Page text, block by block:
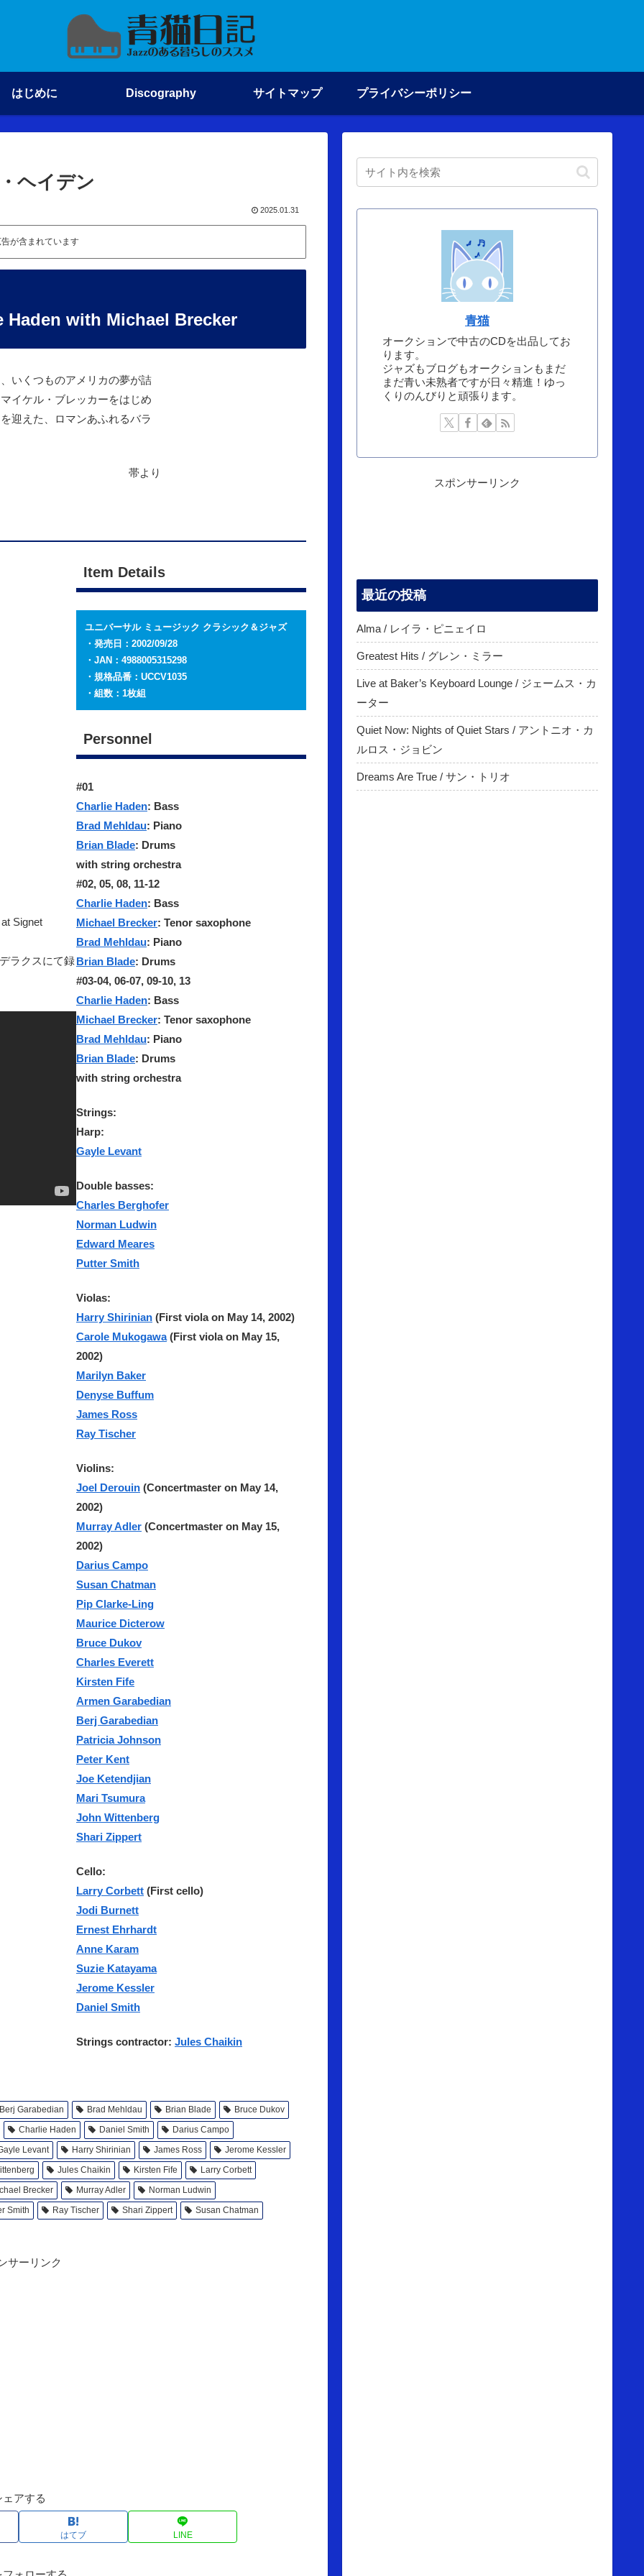
はじめに Discography サイトマップ プライバシーポリシー
ヘイデン
2025.01.31
が含まれています
with Michael Brecker
いくつものアメリカの夢が詰
イケル・ブレッカーをはじめ
迎えた、ロマンあふれるバラ
帯より
Signet
ラクスにて録
Item Details
ユニバーサル ミュージック クラシック＆ジャズ
・発売日：2002/09/28
・JAN：4988005315298
・規格品番：UCCV1035
・組数：1枚組
Personnel
#01
Charlie Haden: Bass
Brad Mehldau: Piano
Brian Blade: Drums
with string orchestra
#02, 05, 08, 11-12
Charlie Haden: Bass
Michael Brecker: Tenor saxophone
Brad Mehldau: Piano
Brian Blade: Drums
#03-04, 06-07, 09-10, 13
Charlie Haden: Bass
Michael Brecker: Tenor saxophone
Brad Mehldau: Piano
Brian Blade: Drums
with string orchestra
Strings:
Harp:
Gayle Levant
Double basses:
Charles Berghofer
Norman Ludwin
Edward Meares
Putter Smith
Violas:
Harry Shirinian (First viola on May 14, 2002)
Carole Mukogawa(First viola on May 15,
2002)
Marilyn Baker
Denyse Buffum
James Ross
Ray Tischer
Violins:
Joel Derouin (Concertmaster on May 14,
2002)
Murray Adler (Concertmaster on May 15,
2002)
Darius Campo
Susan Chatman
Pip Clarke-Ling
Maurice Dicterow
Bruce Dukov
Charles Everett
Kirsten Fife
Armen Garabedian
Berj Garabedian
Patricia Johnson
Peter Kent
Joe Ketendjian
Mari Tsumura
John Wittenberg
Shari Zippert
Cello:
Larry Corbett (First cello)
Jodi Burnett
Ernest Ehrhardt
Anne Karam
Suzie Katayama
Jerome Kessler
Daniel Smith
Strings contractor: Jules Chaikin
Berj Garabedian Brad Mehldau Brian Blade
Bruce Dukov
Charlie Haden
Daniel Smith
Darius Campo
Levant
Harry Shirinian James Ross
Jerome Kessler
Jules Chaikin Kirsten Fife
Larry Corbett
Brecker
Murray Adler
Norman Ludwin
Smith
Ray Tischer Shari Zippert Susan Chatman
サーリンク
ェアする
はてブ LINE
青猫
オークションで中古のCDを出品してお
ります。
ジャズもブログもオークションもまだ
まだ青い未熟者ですが日々精進！ゆっ
くりのんびりと頑張ります。
スポンサーリンク
最近の投稿
Alma / レイラ・ピニェイロ
Greatest Hits / グレン・ミラー
Live at Baker’s Keyboard Lounge / ジェームス・カ
ーター
Quiet Now: Nights of Quiet Stars / アントニオ・カ
ルロス・ジョビン
Dreams Are True / サン・トリオ